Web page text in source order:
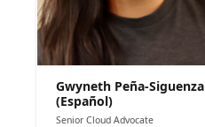
Gwyneth Peña-Siguenza
(Español)
Senior Cloud Advocate